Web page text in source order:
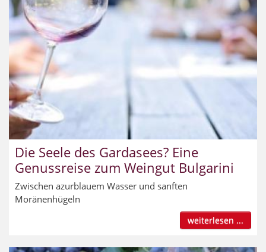
Die Seele des Gardasees? Eine
Genussreise zum Weingut Bulgarini
Zwischen azurblauem Wasser und sanften
Moränenhügeln
weiterlesen ...